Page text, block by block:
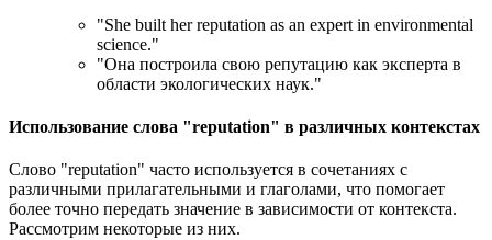
"She built her reputation as an expert in environmental
science."
"Она построила свою репутацию как эксперта в
области экологических наук."
Использование слова "reputation" в различных контекстах
Слово "reputation" часто используется в сочетаниях с
различными прилагательными и глаголами, что помогает
более точно передать значение в зависимости от контекста.
Рассмотрим некоторые из них.